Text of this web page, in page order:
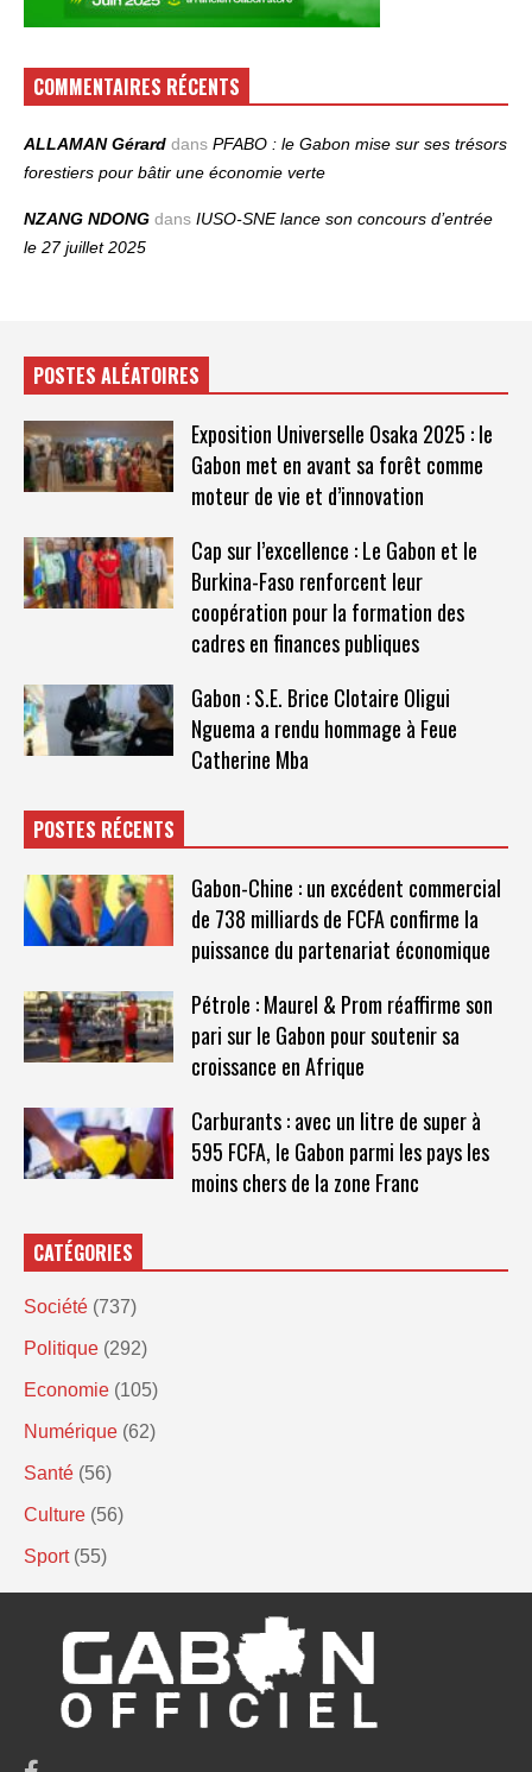
COMMENTAIRES RÉCENTS
ALLAMAN Gérard dans PFABO : le Gabon mise sur ses trésors
forestiers pour bâtir une économie verte
NZANG NDONG dans IUSO‑SNE lance son concours d’entrée
le 27 juillet 2025
POSTES ALÉATOIRES
Exposition Universelle Osaka 2025 : le
Gabon met en avant sa forêt comme
moteur de vie et d’innovation
Cap sur l’excellence : Le Gabon et le
Burkina-Faso renforcent leur
coopération pour la formation des
cadres en finances publiques
Gabon : S.E. Brice Clotaire Oligui
Nguema a rendu hommage à Feue
Catherine Mba
POSTES RÉCENTS
Gabon-Chine : un excédent commercial
de 738 milliards de FCFA confirme la
puissance du partenariat économique
Pétrole : Maurel & Prom réaffirme son
pari sur le Gabon pour soutenir sa
croissance en Afrique
Carburants : avec un litre de super à
595 FCFA, le Gabon parmi les pays les
moins chers de la zone Franc
CATÉGORIES
Société (737)
Politique (292)
Economie (105)
Numérique (62)
Santé (56)
Culture (56)
Sport (55)